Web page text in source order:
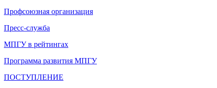
Профсоюзная организация
Пресс-служба
МПГУ в рейтингах
Программа развития МПГУ
ПОСТУПЛЕНИЕ